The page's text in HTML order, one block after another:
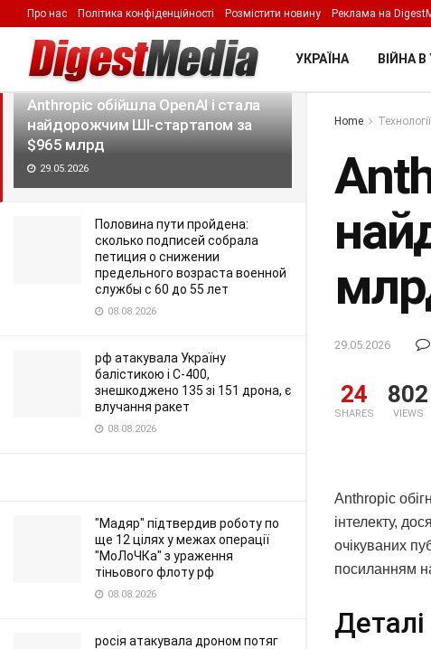
LATEST TRENDING Filter
Anthropic обійшла OpenAI і стала
найдорожчим ШІ-стартапом за
$965 млрд
29.05.2026
Половина пути пройдена:
сколько подписей собрала
петиция о снижении
предельного возраста военной
службы с 60 до 55 лет
08.08.2026
рф атакувала Україну
балістикою і С-400,
знешкоджено 135 зі 151 дрона, є
влучання ракет
08.08.2026
"Мадяр" підтвердив роботу по
ще 12 цілях у межах операції
"МоЛоЧКа" з ураження
тіньового флоту рф
08.08.2026
росія атакувала дроном потяг
Про нас Політика конфіденційності Розмістити новину Реклама на
УКРАЇНА ВІЙНА В
Home Технології
29.05.2026
24
SHARES
802
VIEWS
Anthropic
інтелекту,
очікуваних
посиланням
Деталі